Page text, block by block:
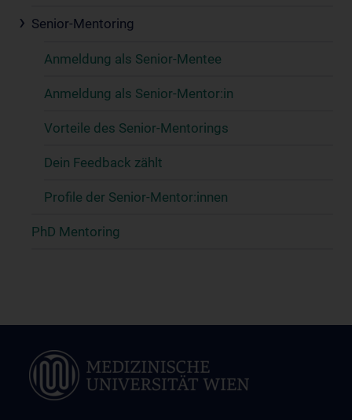
Senior-Mentoring
Anmeldung als Senior-Mentee
Anmeldung als Senior-Mentor:in
Vorteile des Senior-Mentorings
Dein Feedback zählt
Profile der Senior-Mentor:innen
PhD Mentoring